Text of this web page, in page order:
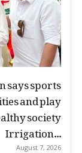
says sports
and play
society
Irrigation...
August 7, 2026